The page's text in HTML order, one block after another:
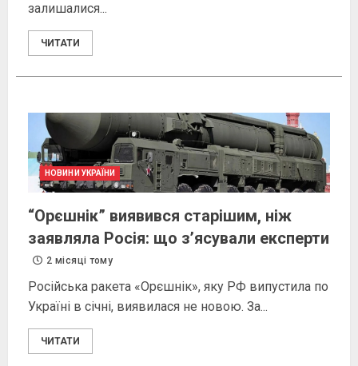
залишалися...
ЧИТАТИ
НОВИНИ УКРАЇНИ
“Орєшнік” виявився старішим, ніж
заявляла Росія: що з’ясували експерти
2 місяці тому
Російська ракета «Орєшнік», яку РФ випустила по
Україні в січні, виявилася не новою. За...
ЧИТАТИ